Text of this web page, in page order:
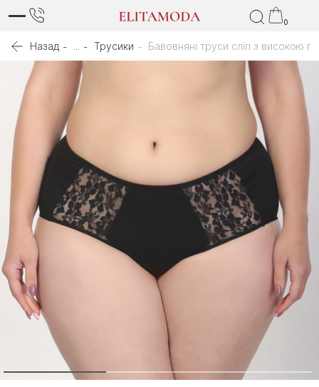
0
Назад Трусики Бавовняні труси сліп з високою